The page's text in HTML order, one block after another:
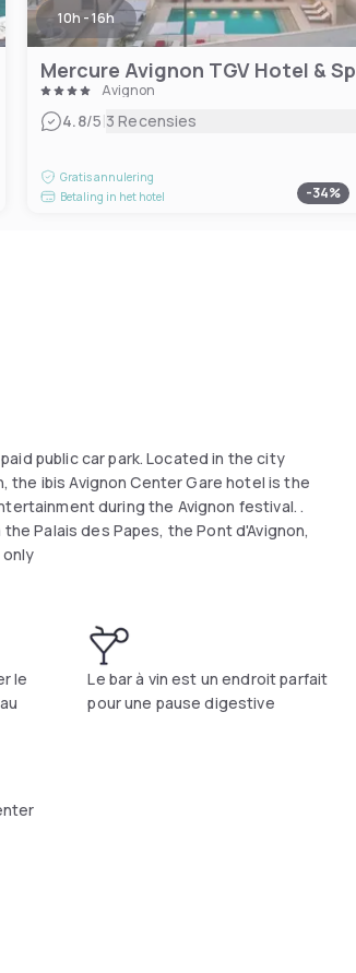
10h - 16h
Mercure Avignon TGV Hotel &
Avignon
4.8/5|3 Recensies
Gratis annulering
Betaling in het hotel
-34%
public car park. Located in the city
ibis Avignon Center Gare hotel is the
during the Avignon festival. .
Palais des Papes, the Pont d'Avignon,
only
le
Le bar à vin est un endroit parfait
pour une pause digestive